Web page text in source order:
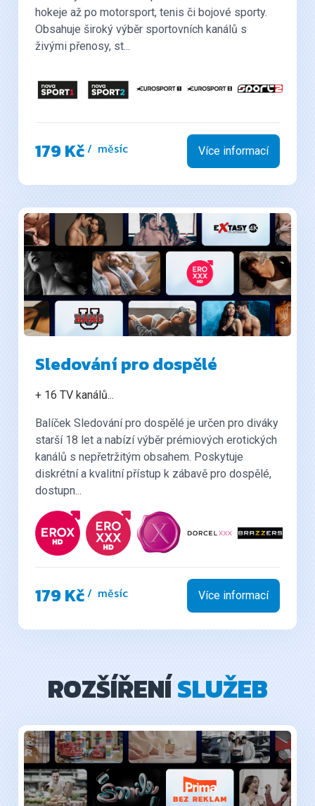
a další...
hokeje až po motorsport, tenis či bojové sporty.
Obsahuje široký výběr sportovních kanálů s
živými přenosy, st...
179 Kč/ měsíc Více informací
Sledování pro dospělé
+ 16 TV kanálů...
Balíček Sledování pro dospělé je určen pro diváky
starší 18 let a nabízí výběr prémiových erotických
kanálů s nepřetržitým obsahem. Poskytuje
diskrétní a kvalitní přístup k zábavě pro dospělé,
dostupn...
179 Kč/ měsíc Více informací
ROZŠÍŘENÍSLUŽEB